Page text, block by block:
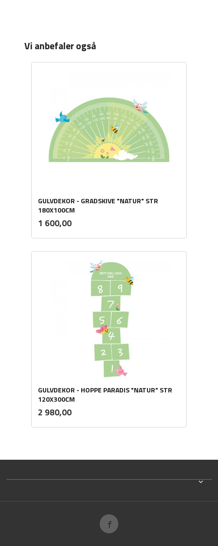
Vi anbefaler også
GULVDEKOR - GRADSKIVE "NATUR" STR
180X100CM
Pris
1 600,00mva.
GULVDEKOR - HOPPE PARADIS "NATUR" STR
120X300CM
Pris
2 980,00mva.